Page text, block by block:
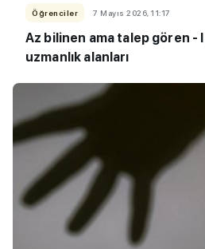
Öğrenciler 7 Mayıs 2026, 11:17
Az bilinen ama talep gören -
uzmanlık alanları